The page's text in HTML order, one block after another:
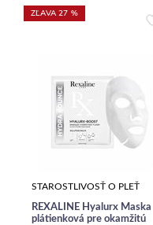
ZĽAVA 27 %
STAROSTLIVOSŤ O PLEŤ
REXALINE Hyalurx Maska
plátienková pre okamžitú